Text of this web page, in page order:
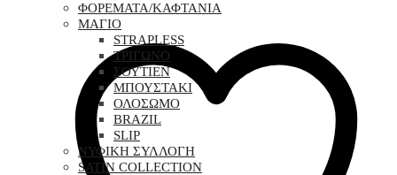
ΦΟΡΕΜΑΤΑ/ΚΑΦΤΑΝΙΑ
ΜΑΓΙΟ
STRAPLESS
ΤΡΙΓΩΝΟ
ΣΟΥΤΙΕΝ
ΜΠΟΥΣΤΑΚΙ
ΟΛΟΣΩΜΟ
BRAZIL
SLIP
ΝΥΦΙΚΗ ΣΥΛΛΟΓΗ
SATIN COLLECTION